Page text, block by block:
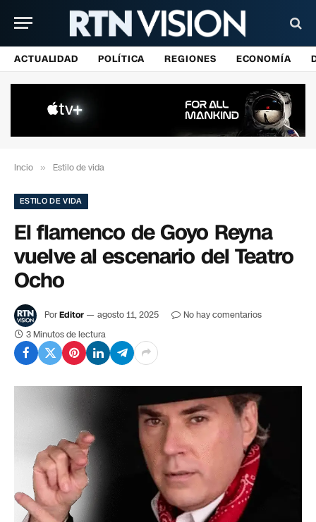
ACTUALIDAD POLÍTICA REGIONES ECONOMÍA
Incio » Estilo de vida
ESTILO DE VIDA
El flamenco de Goyo Reyna
vuelve al escenario del Teatro
Ocho
PorEditor agosto 11, 2025
No hay comentarios
3 Minutos de lectura